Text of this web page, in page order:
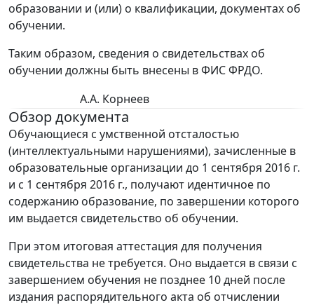
образовании и (или) о квалификации, документах об
обучении.
Таким образом, сведения о свидетельствах об
обучении должны быть внесены в ФИС ФРДО.
А.А. Корнеев
Обзор документа
Обучающиеся с умственной отсталостью
(интеллектуальными нарушениями), зачисленные в
образовательные организации до 1 сентября 2016 г.
и с 1 сентября 2016 г., получают идентичное по
содержанию образование, по завершении которого
им выдается свидетельство об обучении.
При этом итоговая аттестация для получения
свидетельства не требуется. Оно выдается в связи с
завершением обучения не позднее 10 дней после
издания распорядительного акта об отчислении